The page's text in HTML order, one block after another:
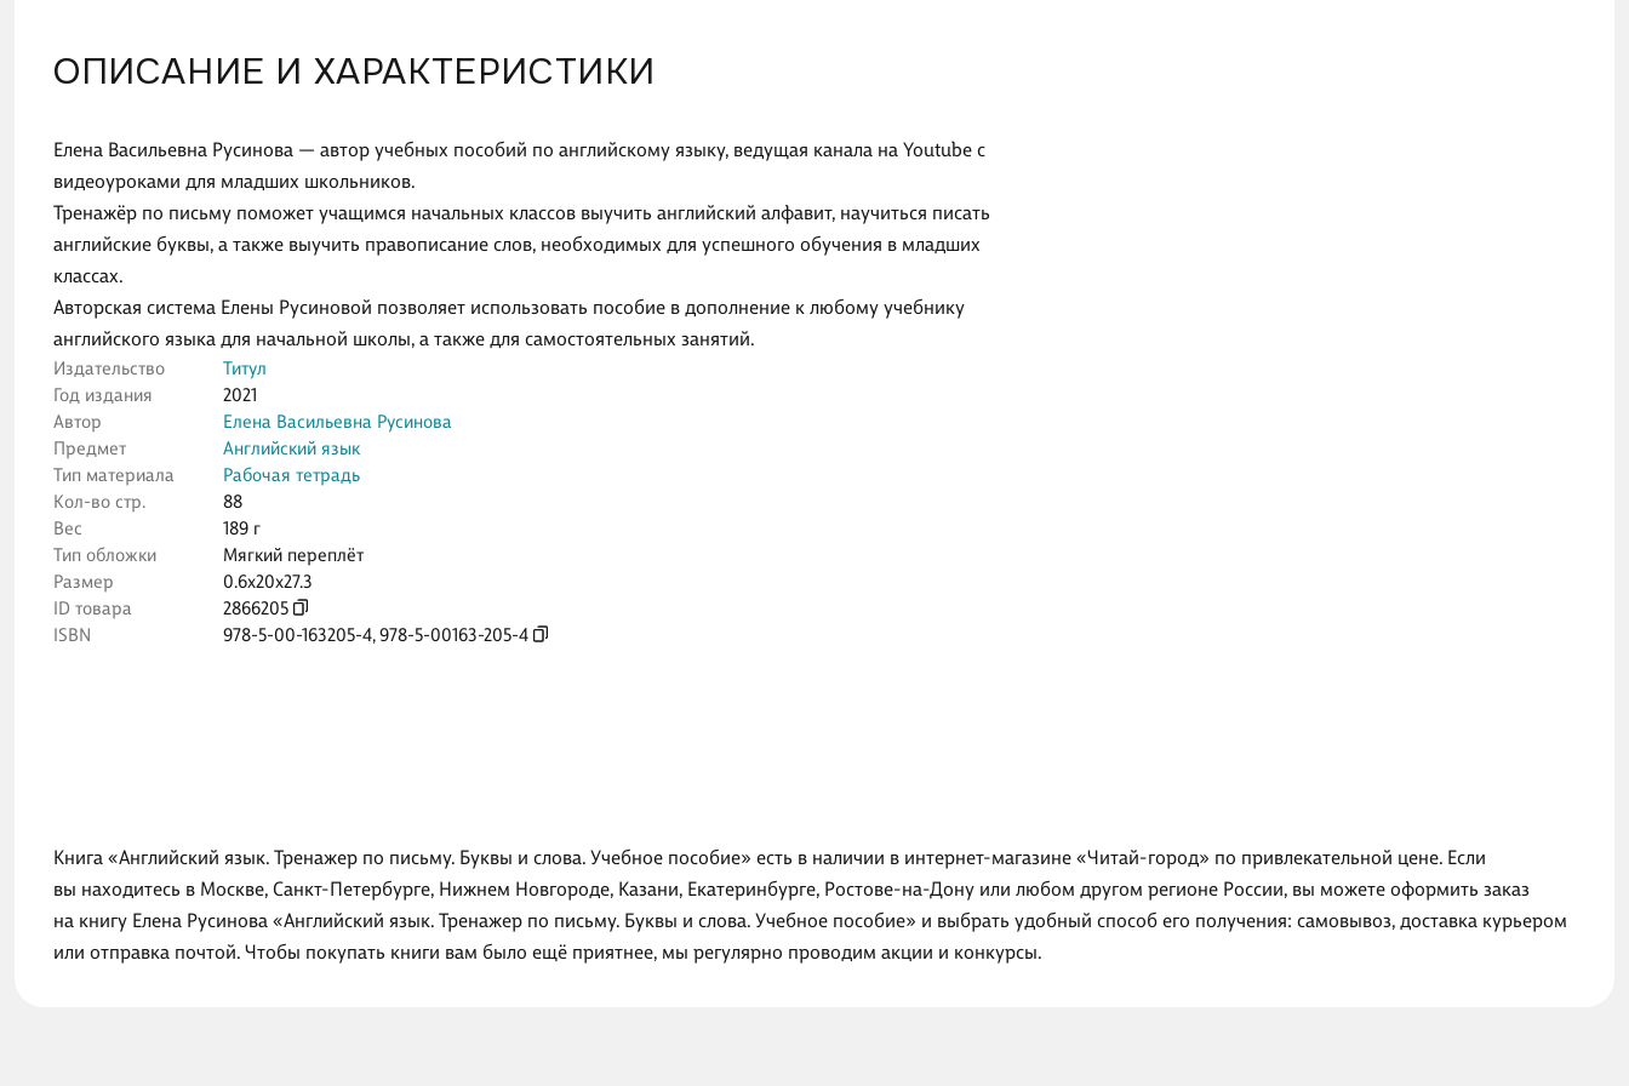
ОПИСАНИЕ И ХАРАКТЕРИСТИКИ
Елена Васильевна Русинова — автор учебных пособий по английскому языку, ведущая канала на Youtube с
видеоуроками для младших школьников.
Тренажёр по письму поможет учащимся начальных классов выучить английский алфавит, научиться писать
английские буквы, а также выучить правописание слов, необходимых для успешного обучения в младших
классах.
Авторская система Елены Русиновой позволяет использовать пособие в дополнение к любому учебнику
английского языка для начальной школы, а также для самостоятельных занятий.
Издательство
Титул
Год издания
2021
Автор
Елена Васильевна Русинова
Предмет
Английский язык
Тип материала
Рабочая тетрадь
Кол-во стр.
88
Вес
189 г
Тип обложки
Мягкий переплёт
Размер
0.6x20x27.3
ID товара
2866205
ISBN
978-5-00-163205-4,978-5-00163-205-4
Книга «Английский язык. Тренажер по письму. Буквы и слова. Учебное пособие» есть в наличии в интернет-магазине «Читай-город» по привлекательной цене. Если
вы находитесь в Москве, Санкт-Петербурге, Нижнем Новгороде, Казани, Екатеринбурге, Ростове-на-Дону или любом другом регионе России, вы можете оформить заказ
на книгу Елена Русинова «Английский язык. Тренажер по письму. Буквы и слова. Учебное пособие» и выбрать удобный способ его получения: самовывоз, доставка курьером
или отправка почтой. Чтобы покупать книги вам было ещё приятнее, мы регулярно проводим акции и конкурсы.